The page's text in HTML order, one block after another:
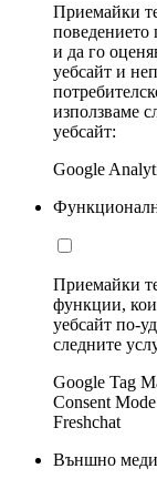
Приемайки
поведението
и да го
уебсайт и
използваме
уебсайт:
Google
Приемайки
функции,
уебсайт по-
следните
Google Tag
Consent
Freshchat
Външно